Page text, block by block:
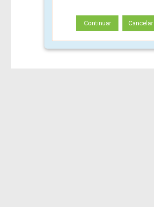
Continuar Cancelar